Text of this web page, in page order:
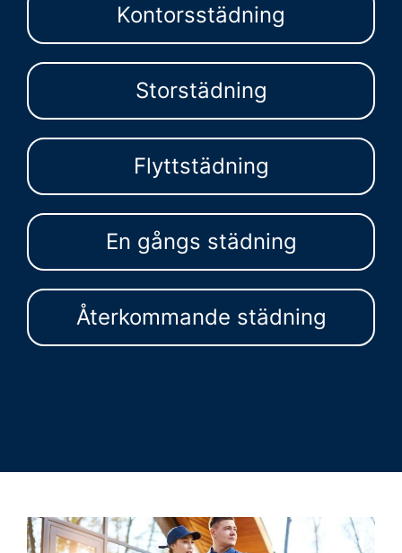
Kontorsstädning
Storstädning
Flyttstädning
En gångs städning
Återkommande städning